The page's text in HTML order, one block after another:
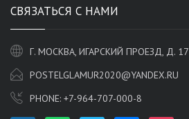
СВЯЗАТЬСЯ С НАМИ
Г. МОСКВА, ИГАРСКИЙ ПРОЕЗД, Д. 17
POSTELGLAMUR2020@YANDEX.RU
PHONE: +7-964-707-000-8